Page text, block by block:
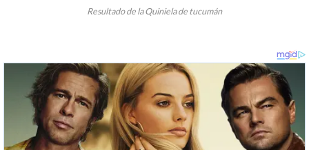
Resultado de la Quiniela de tucumán